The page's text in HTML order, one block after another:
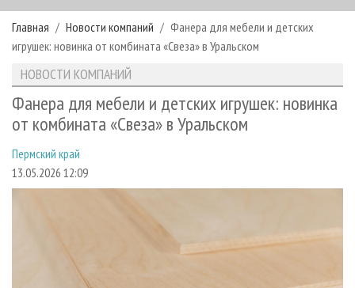
РУБРИКИ И ТЕМЫ
РУБРИКИ ЖУРНАЛА
ЛЕСНОЕ ХОЗЯЙСТВО
ЛЕСОЗАГОТОВКА
ЛЕСОПИЛЕНИЕ
СУШКА ДРЕВЕСИНЫ
ПРОИЗВОДСТВО ДРЕВЕСНЫХ ПЛИТ
ДЕРЕВЯННОЕ ДОМОСТРОЕНИЕ
ПРОИЗВОДСТВО МЕБЕЛИ
БИОЭНЕРГЕТИКА
НОВОСТИ
КАЛЕНДАРЬ СОБЫТИЙ
НОВОСТИ ЛПК
НОВОСТИ ЖУРНАЛА
ПРОЕКТЫ ЛПИ
АНАЛИТИКА
ПРЕДПРИЯТИЯ ЛПК
ПЕРСОНЫ
МОБИЛЬНЫЕ ВЫСТАВКИ
ОФИЦИАЛЬНЫЕ ДЕЛЕГАЦИИ
ПРИОРИТЕТНЫЕ ИНВЕСТПРОЕКТЫ
RUSSIAN FORESTRY REVIEW
АРХИВ
АРХИВ ЖУРНАЛОВ
О ЖУРНАЛЕ
ПОДПИСКА
КОНТАКТЫ
РЕКЛАМОДАТЕЛЯМ
РЕКЛАМА
РЕКЛАМА НА САЙТЕ
Главная Новости компаний
Фанера для мебели и детских
игрушек: новинка от комбината «Свеза» в Уральском
НОВОСТИ КОМПАНИЙ
Фанера для мебели и детских игрушек: новинка
от комбината «Свеза» в Уральском
Пермский край
13.05.2026 12:09